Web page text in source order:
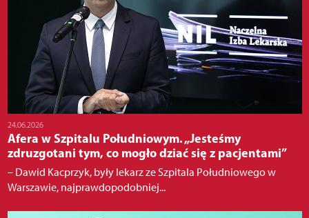
24.06.2026
Afera w Szpitalu Południowym. „Jesteśmy
zdruzgotani tym, co mogło dziać się z pacjentami”
– Dawid Kacprzyk, były lekarz ze Szpitala Południowego w
Warszawie, najprawdopodobniej...